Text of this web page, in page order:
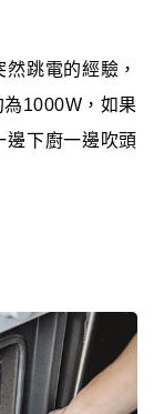
跳電的經驗，
1000W，如果
邊下廚一邊吹頭